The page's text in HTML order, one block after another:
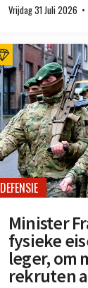
Vrijdag 31 Juli 2026
DEFENSIE
Minister
fysieke
leger, om
rekruten